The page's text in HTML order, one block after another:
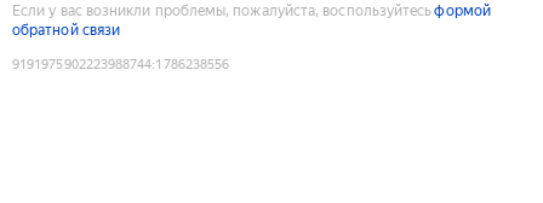
Если у вас возникли проблемы, пожалуйста, воспользуйтесьформой
обратной связи
9191975902223988744:1786238556